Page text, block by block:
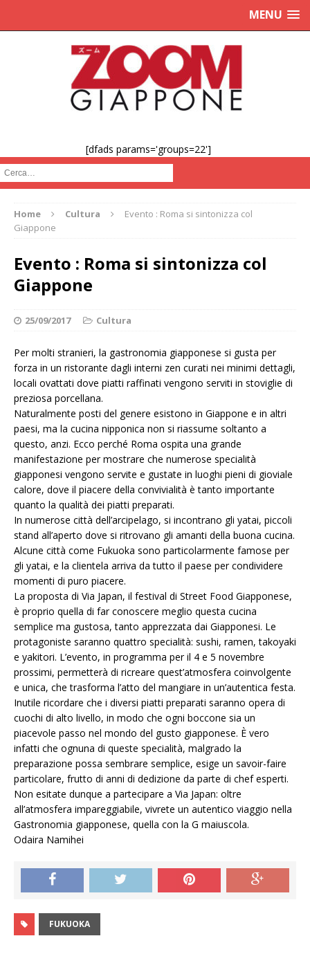
MENU
[dfads params='groups=22']
Cerca :
Home Cultura
Evento : Roma si sintonizza col
Giappone
Evento : Roma si sintonizza col
Giappone
25/09/2017 Cultura
Per molti stranieri, la gastronomia giapponese si gusta per
forza in un ristorante dagli interni zen curati nei minimi dettagli,
locali ovattati dove piatti raffinati vengono serviti in stoviglie di
preziosa porcellana.
Naturalmente posti del genere esistono in Giappone e in altri
paesi, ma la cucina nipponica non si riassume soltanto a
questo, anzi. Ecco perché Roma ospita una grande
manifestazione per mostrare che numerose specialità
giapponesi vengono servite e gustate in luoghi pieni di gioviale
calore, dove il piacere della convivialità è tanto importante
quanto la qualità dei piatti preparati.
In numerose città dell’arcipelago, si incontrano gli yatai, piccoli
stand all’aperto dove si ritrovano gli amanti della buona cucina.
Alcune città come Fukuoka sono particolarmente famose per
gli yatai, e la clientela arriva da tutto il paese per condividere
momenti di puro piacere.
La proposta di Via Japan, il festival di Street Food Giapponese,
è proprio quella di far conoscere meglio questa cucina
semplice ma gustosa, tanto apprezzata dai Giapponesi. Le
protagoniste saranno quattro specialità: sushi, ramen, takoyaki
e yakitori. L’evento, in programma per il 4 e 5 novembre
prossimi, permetterà di ricreare quest’atmosfera coinvolgente
e unica, che trasforma l’atto del mangiare in un’autentica festa.
Inutile ricordare che i diversi piatti preparati saranno opera di
cuochi di alto livello, in modo che ogni boccone sia un
piacevole passo nel mondo del gusto giapponese. È vero
infatti che ognuna di queste specialità, malgrado la
preparazione possa sembrare semplice, esige un savoir-faire
particolare, frutto di anni di dedizione da parte di chef esperti.
Non esitate dunque a partecipare a Via Japan: oltre
all’atmosfera impareggiabile, vivrete un autentico viaggio nella
Gastronomia giapponese, quella con la G maiuscola.
Odaira Namihei
FUKUOKA